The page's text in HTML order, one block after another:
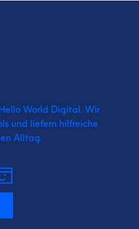
World Digital. Wir
und liefern hilfreiche
Alltag.